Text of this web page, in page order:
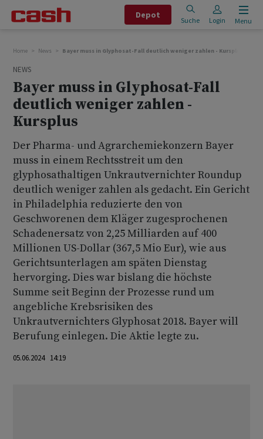
Depot
Suche Login Menu
Home News Bayer muss in Glyphosat-Fall deutlich weniger zahlen - Kursplus
NEWS
Bayer muss in Glyphosat-Fall
deutlich weniger zahlen -
Kursplus
Der Pharma- und Agrarchemiekonzern Bayer
muss in einem Rechtsstreit um den
glyphosathaltigen Unkrautvernichter Roundup
deutlich weniger zahlen als gedacht. Ein Gericht
in Philadelphia reduzierte den von
Geschworenen dem Kläger zugesprochenen
Schadenersatz von 2,25 Milliarden auf 400
Millionen US-Dollar (367,5 Mio Eur), wie aus
Gerichtsunterlagen am späten Dienstag
hervorging. Dies war bislang die höchste
Summe seit Beginn der Prozesse rund um
angebliche Krebsrisiken des
Unkrautvernichters Glyphosat 2018. Bayer will
Berufung einlegen. Die Aktie legte zu.
05.06.2024 14:19